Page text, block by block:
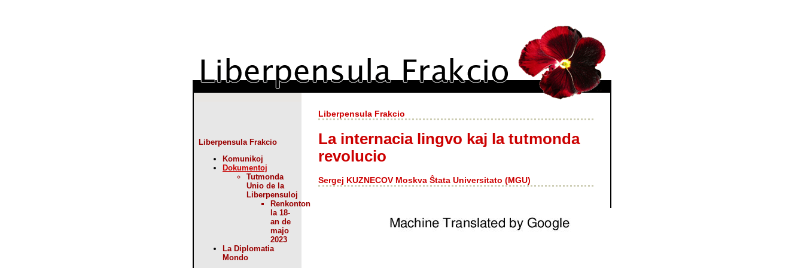
Liberpensula Frakcio
Komunikoj
Dokumentoj
Tutmonda
Unio de la
Liberpensuloj
Renkonton
la 18-
an de
majo
2023
La Diplomatia
Mondo
Liberpensula Frakcio
La internacia lingvo kaj la tutmonda
revolucio
Sergej KUZNECOV Moskva Ŝtata Universitato (MGU)